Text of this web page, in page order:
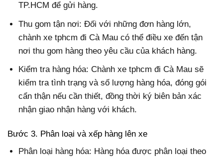
TP.HCM để gửi hàng.
Thu gom tận nơi: Đối với những đơn hàng lớn,
chành xe tphcm đi Cà Mau có thể điều xe đến tận
nơi thu gom hàng theo yêu cầu của khách hàng.
Kiểm tra hàng hóa: Chành xe tphcm đi Cà Mau sẽ
kiểm tra tình trạng và số lượng hàng hóa, đóng gói
cẩn thận nếu cần thiết, đồng thời ký biên bản xác
nhận giao nhận hàng với khách.
Bước 3. Phân loại và xếp hàng lên xe
Phân loại hàng hóa: Hàng hóa được phân loại theo